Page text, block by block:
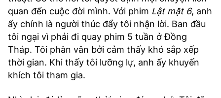
quan đến cuộc đời mình. Với phim Lật mặt 6, anh
ấy chính là người thúc đẩy tôi nhận lời. Ban đầu
tôi ngại vì phải đi quay phim 5 tuần ở Đồng
Tháp. Tôi phân vân bởi cảm thấy khó sắp xếp
thời gian. Khi thấy tôi lưỡng lự, anh ấy khuyến
khích tôi tham gia.